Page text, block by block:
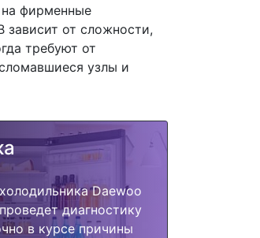
фирменные
зависит от сложности,
требуют от
узлы и
Daewoo
диагностику
в курсе причины